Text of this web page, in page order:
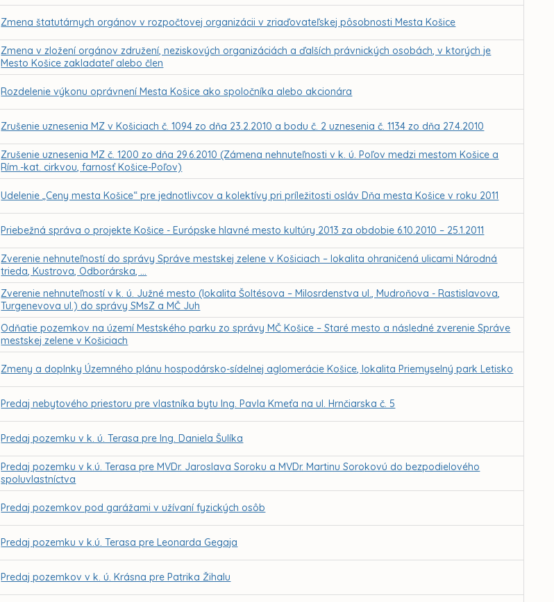
Zmena štatutárnych orgánov v rozpočtovej organizácii v zriaďovateľskej pôsobnosti Mesta Košice
Zmena v zložení orgánov združení, neziskových organizáciách a ďalších právnických osobách, v ktorých je
Mesto Košice zakladateľ alebo člen
Rozdelenie výkonu oprávnení Mesta Košice ako spoločníka alebo akcionára
Zrušenie uznesenia MZ v Košiciach č. 1094 zo dňa 23.2.2010 a bodu č. 2 uznesenia č. 1134 zo dňa 27.4.2010
Zrušenie uznesenia MZ č. 1200 zo dňa 29.6.2010 (Zámena nehnuteľnosti v k. ú. Poľov medzi mestom Košice a
Rím.-kat. cirkvou, farnosť Košice-Poľov)
Udelenie „Ceny mesta Košice“ pre jednotlivcov a kolektívy pri príležitosti osláv Dňa mesta Košice v roku 2011
Priebežná správa o projekte Košice - Európske hlavné mesto kultúry 2013 za obdobie 6.10.2010 – 25.1.2011
Zverenie nehnuteľností do správy Správe mestskej zelene v Košiciach – lokalita ohraničená ulicami Národná
trieda, Kustrova, Odborárska, ...
Zverenie nehnuteľností v k. ú. Južné mesto (lokalita Šoltésova – Milosrdenstva ul., Mudroňova - Rastislavova,
Turgenevova ul.) do správy SMsZ a MČ Juh
Odňatie pozemkov na území Mestského parku zo správy MČ Košice – Staré mesto a následné zverenie Správe
mestskej zelene v Košiciach
Zmeny a doplnky Územného plánu hospodársko-sídelnej aglomerácie Košice, lokalita Priemyselný park Letisko
Predaj nebytového priestoru pre vlastníka bytu Ing. Pavla Kmeťa na ul. Hrnčiarska č. 5
Predaj pozemku v k. ú. Terasa pre Ing. Daniela Šulíka
Predaj pozemku v k.ú. Terasa pre MVDr. Jaroslava Soroku a MVDr. Martinu Sorokovú do bezpodielového
spoluvlastníctva
Predaj pozemkov pod garážami v užívaní fyzických osôb
Predaj pozemku v k.ú. Terasa pre Leonarda Gegaja
Predaj pozemkov v k. ú. Krásna pre Patrika Žihalu